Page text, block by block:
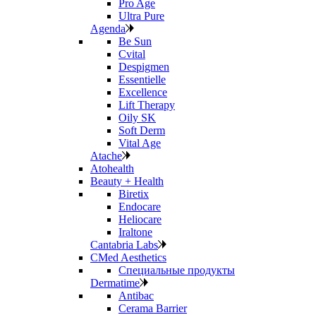
Pro Age
Ultra Pure
Agenda
Be Sun
Cvital
Despigmen
Essentielle
Excellence
Lift Therapy
Oily SK
Soft Derm
Vital Age
Atache
Atohealth
Beauty + Health
Biretix
Endocare
Heliocare
Iraltone
Cantabria Labs
CMed Aesthetics
Специальные продукты
Dermatime
Antibac
Cerama Barrier